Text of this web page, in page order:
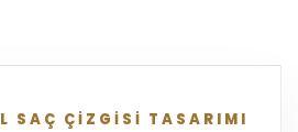
SAÇ ÇİZGİSİ TASARIMI